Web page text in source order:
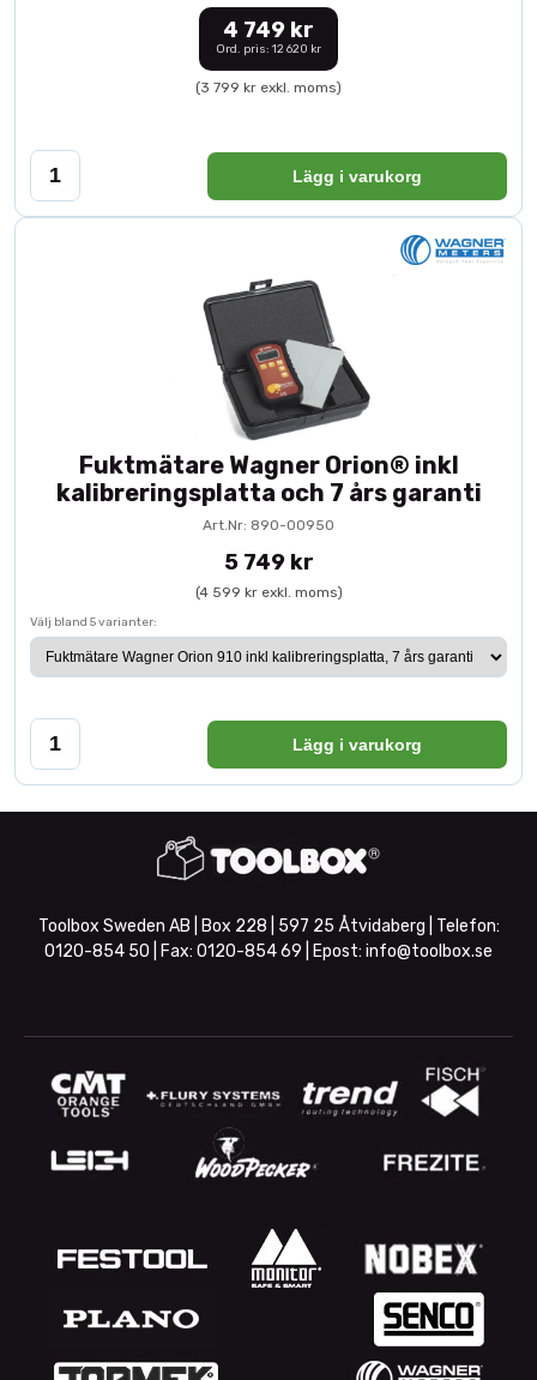
4 749 kr
Ord. pris: 12 620 kr
(3 799 kr exkl. moms)
Lägg i varukorg
Fuktmätare Wagner Orion® inkl
kalibreringsplatta och 7 års garanti
Art.Nr: 890-00950
5 749 kr
(4 599 kr exkl. moms)
Välj bland 5 varianter:
Lägg i varukorg
Toolbox Sweden AB | Box 228 | 597 25 Åtvidaberg | Telefon:
0120-854 50 | Fax: 0120-854 69 | Epost: info@toolbox.se